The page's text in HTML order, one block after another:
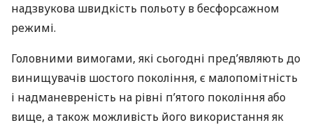
надзвукова швидкість польоту в бесфорсажном
режимі.
Головними вимогами, які сьогодні пред’являють до
винищувачів шостого покоління, є малопомітність
і надманевреність на рівні п’ятого покоління або
вище, а також можливість його використання як